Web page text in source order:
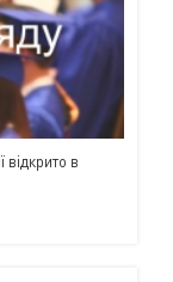
відкрито в